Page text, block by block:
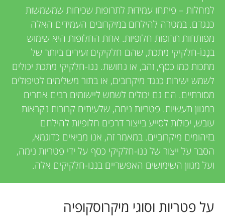
n
g
M
i
n
d
s
i
e
w
e
r
s
למחלות – פיתחו עמידוּת לתרופות שכיחות שמשמשות
כנגדם. במטרה להילחם במיקרובים העמידים האלה
מפותחות תרופות חלופיות. אחת החלופות היא שימוש
בנָנוֹ-חלקיקי מתכת, שהם חלקיקים זעירים ביותר של
מתכות כמו כסף, זהב, או נחושת. ננו-חלקיקי מתכת יכולים
לשמש ישירות כנגד מיקרובים, או בתור משלימים לטיפולים
מסורתיים. הם גם יכולים לשמש ליישומים רבים אחרים
במגוון תעשיות. פטריות נימה, שלעיתים קרובות נקראות
עובש, יכולות לסייע בייצור דרכים חלופיות להילחם
בזיהומים מיקרוביים. במאמר זה, אנו מביאים כדוגמא,
הסבר על ייצור של ננו-חלקיקי כסף על ידי פטריות נימה,
ועל מגוון השימושים האפשריים בננו-חלקיקים אלה.
על פטריות וסוגי מיקרוסקופיה